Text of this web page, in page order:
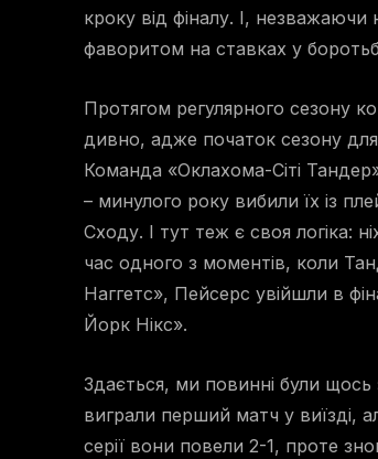
кроку від фіналу. І,
фаворитом на ставках у
Протягом регулярного сезону
дивно, адже початок сезону
Команда «Оклахома-Сіті
– минулого року вибили їх із
Сходу. І тут теж є своя логіка:
час одного з моментів, коли
Наггетс», Пейсерс увійшли в
Йорк Нікс».
Здається, ми повинні були
виграли перший матч у виїзді,
серії вони повели 2-1, проте